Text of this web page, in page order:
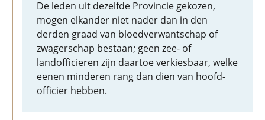
De leden uit dezelfde Provincie gekozen,
mogen elkander niet nader dan in den
derden graad van bloedverwantschap of
zwagerschap bestaan; geen zee- of
landofficieren zijn daartoe verkiesbaar, welke
eenen minderen rang dan dien van hoofd-
officier hebben.